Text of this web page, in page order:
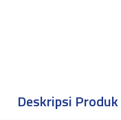
Deskripsi Produk